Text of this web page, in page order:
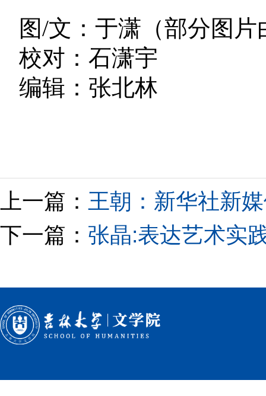
图/文：于潇（部分图
校对：石潇宇
编辑：张北林
上一篇： 王朝：新华社新
下一篇： 张晶:表达艺术实